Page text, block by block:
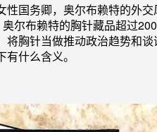
性国务卿，奥尔布赖特的外
奥尔布赖特的胸针藏品超过
将胸针当做推动政治趋势和
什么含义。